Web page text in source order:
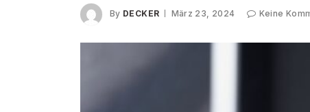
By DECKER März 23, 2024 Keine